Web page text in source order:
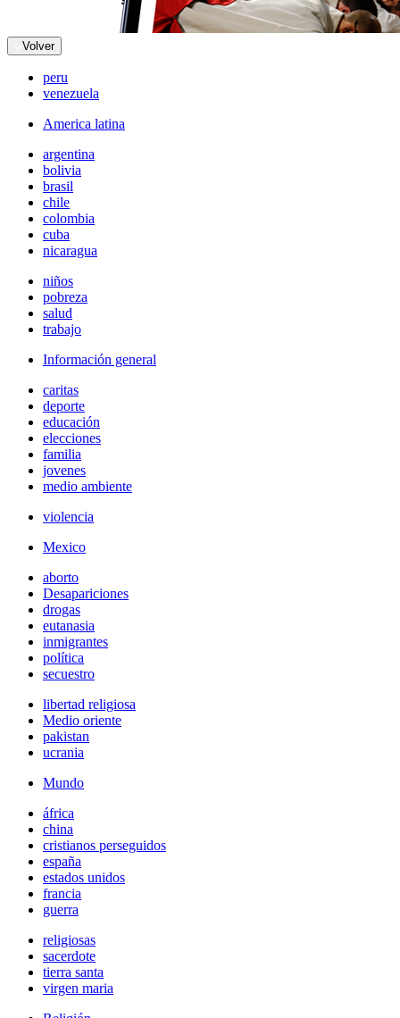
Volver
peru
venezuela
America latina
argentina
bolivia
brasil
chile
colombia
cuba
nicaragua
niños
pobreza
salud
trabajo
Información general
caritas
deporte
educación
elecciones
familia
jovenes
medio ambiente
violencia
Mexico
aborto
Desapariciones
drogas
eutanasia
inmigrantes
política
secuestro
libertad religiosa
Medio oriente
pakistan
ucrania
Mundo
áfrica
china
cristianos perseguidos
españa
estados unidos
francia
guerra
religiosas
sacerdote
tierra santa
virgen maria